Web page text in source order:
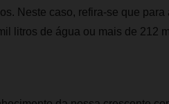
Neste caso, refira-se que para
litros de água ou mais de 212